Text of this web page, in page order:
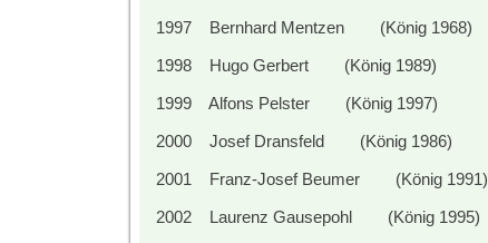
1997 Bernhard Mentzen (König 1968)
1998 Hugo Gerbert (König 1989)
1999 Alfons Pelster (König 1997)
2000 Josef Dransfeld (König 1986)
2001 Franz-Josef Beumer (König 1991)
2002 Laurenz Gausepohl (König 1995)